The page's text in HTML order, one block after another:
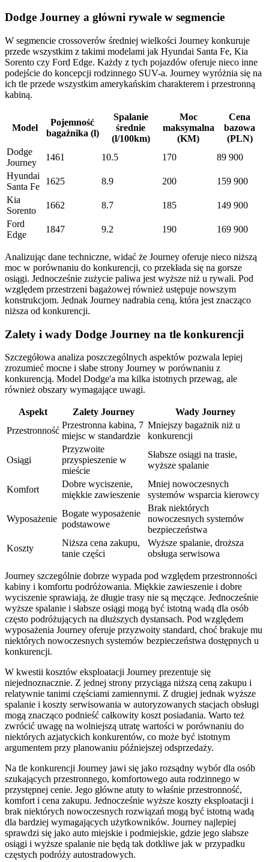
Dodge Journey a główni rywale w segmencie
W segmencie crossoverów średniej wielkości Journey konkuruje
przede wszystkim z takimi modelami jak Hyundai Santa Fe, Kia
Sorento czy Ford Edge. Każdy z tych pojazdów oferuje nieco inne
podejście do koncepcji rodzinnego SUV-a. Journey wyróżnia się na
ich tle przede wszystkim amerykańskim charakterem i przestronną
kabiną.
Model
Pojemność
bagażnika (l)
Spalanie
średnie
(l/100km)
Moc
maksymalna
(KM)
Cena
bazowa
(PLN)
Dodge
Journey
1461 10.5 170
89 900
Hyundai
Santa Fe
1625 8.9 200
159 900
Kia
Sorento
1662 8.7 185
149 900
Ford
Edge
1847 9.2 190 169 900
Analizując dane techniczne, widać że Journey oferuje nieco niższą
moc w porównaniu do konkurencji, co przekłada się na gorsze
osiągi. Jednocześnie zużycie paliwa jest wyższe niż u rywali. Pod
względem przestrzeni bagażowej również ustępuje nowszym
konstrukcjom. Jednak Journey nadrabia ceną, która jest znacząco
niższa od konkurencji.
Zalety i wady Dodge Journey na tle konkurencji
Szczegółowa analiza poszczególnych aspektów pozwala lepiej
zrozumieć mocne i słabe strony Journey w porównaniu z
konkurencją. Model Dodge'a ma kilka istotnych przewag, ale
również obszary wymagające uwagi.
Aspekt Zalety Journey
Wady Journey
Przestronność
Przestronna kabina, 7
miejsc w standardzie
Mniejszy bagażnik niż u
konkurencji
Osiągi
Przyzwoite
przyspieszenie w
mieście
Słabsze osiągi na trasie,
wyższe spalanie
Komfort
Dobre wyciszenie,
miękkie zawieszenie
Mniej nowoczesnych
systemów wsparcia kierowcy
Wyposażenie
Bogate wyposażenie
podstawowe
Brak niektórych
nowoczesnych systemów
bezpieczeństwa
Koszty
Niższa cena zakupu,
tanie części
Wyższe spalanie, droższa
obsługa serwisowa
Journey szczególnie dobrze wypada pod względem przestronności
kabiny i komfortu podróżowania. Miękkie zawieszenie i dobre
wyciszenie sprawiają, że długie trasy nie są męczące. Jednocześnie
wyższe spalanie i słabsze osiągi mogą być istotną wadą dla osób
często podróżujących na dłuższych dystansach. Pod względem
wyposażenia Journey oferuje przyzwoity standard, choć brakuje mu
niektórych nowoczesnych systemów bezpieczeństwa dostępnych u
konkurencji.
W kwestii kosztów eksploatacji Journey prezentuje się
niejednoznacznie. Z jednej strony przyciąga niższą ceną zakupu i
relatywnie tanimi częściami zamiennymi. Z drugiej jednak wyższe
spalanie i koszty serwisowania w autoryzowanych stacjach obsługi
mogą znacząco podnieść całkowity koszt posiadania. Warto też
zwrócić uwagę na wolniejszą utratę wartości w porównaniu do
niektórych azjatyckich konkurentów, co może być istotnym
argumentem przy planowaniu późniejszej odsprzedaży.
Na tle konkurencji Journey jawi się jako rozsądny wybór dla osób
szukających przestronnego, komfortowego auta rodzinnego w
przystępnej cenie. Jego główne atuty to właśnie przestronność,
komfort i cena zakupu. Jednocześnie wyższe koszty eksploatacji i
brak niektórych nowoczesnych rozwiązań mogą być istotną wadą
dla bardziej wymagających użytkowników. Journey najlepiej
sprawdzi się jako auto miejskie i podmiejskie, gdzie jego słabsze
osiągi i wyższe spalanie nie będą tak dotkliwe jak w przypadku
częstych podróży autostradowych.